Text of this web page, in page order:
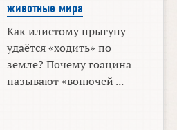
животные мира
Как илистому прыгуну
удаётся «ходить» по
земле? Почему гоацина
называют «вонючей ...